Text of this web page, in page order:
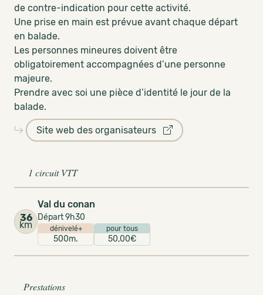
de contre-indication pour cette activité.
Une prise en main est prévue avant chaque départ
en balade.
Les personnes mineures doivent être
obligatoirement accompagnées d’une personne
majeure.
Prendre avec soi une pièce d’identité le jour de la
balade.
Site web des organisateurs
1 circuit VTT
36
km
Val du conan
Départ 9h30
dénivelé+
500m.
pour tous
50,00€
Prestations